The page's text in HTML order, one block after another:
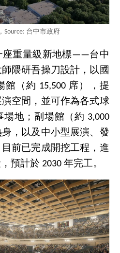
Source: 台中市政府
座重量級新地標——台中
隈研吾操刀設計，以國
館（約 15,500 席），提
空間，並可作為各式球
地；副場館（約 3,000
，以及中小型展演、發
前已完成開挖工程，進
預計於 2030 年完工。